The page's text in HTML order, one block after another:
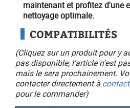
maintenantet profitez d'une
nettoyage optimale.
COMPATIBILITÉS
(Cliquez sur un produit pour y
pas disponible, l’article n’est
mais le sera prochainement.
contacter directement à
pour le commander)